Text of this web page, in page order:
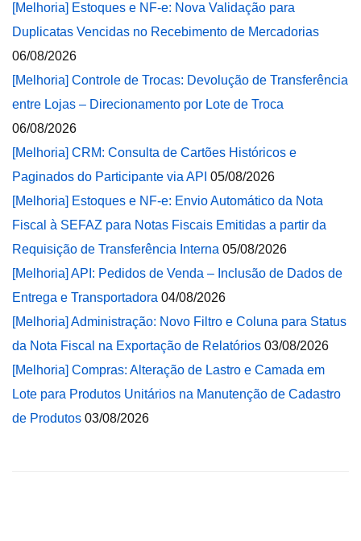
[Melhoria] Estoques e NF-e: Nova Validação para
Duplicatas Vencidas no Recebimento de Mercadorias
06/08/2026
[Melhoria] Controle de Trocas: Devolução de Transferência
entre Lojas – Direcionamento por Lote de Troca
06/08/2026
[Melhoria] CRM: Consulta de Cartões Históricos e
Paginados do Participante via API 05/08/2026
[Melhoria] Estoques e NF-e: Envio Automático da Nota
Fiscal à SEFAZ para Notas Fiscais Emitidas a partir da
Requisição de Transferência Interna 05/08/2026
[Melhoria] API: Pedidos de Venda – Inclusão de Dados de
Entrega e Transportadora 04/08/2026
[Melhoria] Administração: Novo Filtro e Coluna para Status
da Nota Fiscal na Exportação de Relatórios 03/08/2026
[Melhoria] Compras: Alteração de Lastro e Camada em
Lote para Produtos Unitários na Manutenção de Cadastro
de Produtos 03/08/2026